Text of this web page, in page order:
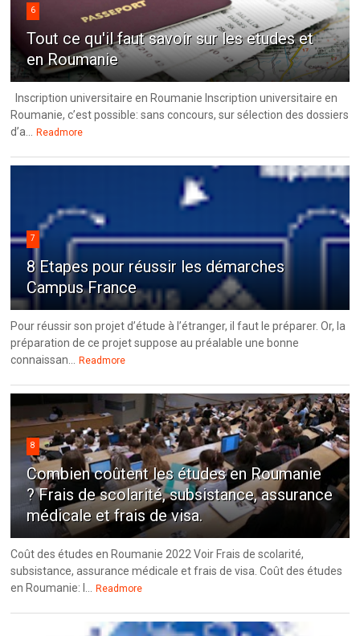
6
Tout ce qu'il faut savoir sur les etudes et
en Roumanie
Inscription universitaire en Roumanie Inscription universitaire en
Roumanie, c’est possible: sans concours, sur sélection des dossiers
d’a...
Readmore
7
8 Etapes pour réussir les démarches
Campus France
Pour réussir son projet d’étude à l’étranger, il faut le préparer. Or, la
préparation de ce projet suppose au préalable une bonne
connaissan...
Readmore
8
Combien coûtent les études en Roumanie
? Frais de scolarité, subsistance, assurance
médicale et frais de visa.
Coût des études en Roumanie 2022 Voir Frais de scolarité,
subsistance, assurance médicale et frais de visa. Coût des études
en Roumanie: l...
Readmore